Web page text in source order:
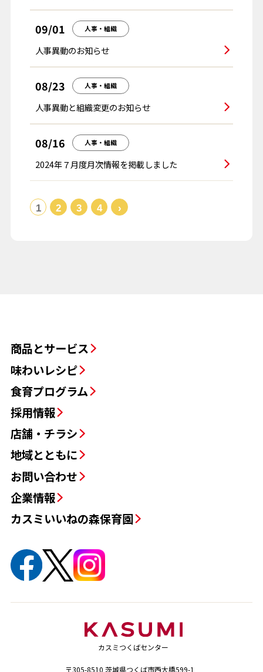
09/01 人事・組織
人事異動のお知らせ
08/23 人事・組織
人事異動と組織変更のお知らせ
08/16 人事・組織
2024年７月度月次情報を掲載しました
1 2 3 4 ›
商品とサービス
味わいレシピ
食育プログラム
採用情報
店舗・チラシ
地域とともに
お問い合わせ
企業情報
カスミいいねの森保育園
カスミつくばセンター
〒305-8510 茨城県つくば市西大橋599-1